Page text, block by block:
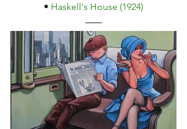
• Haskell's House (1924)